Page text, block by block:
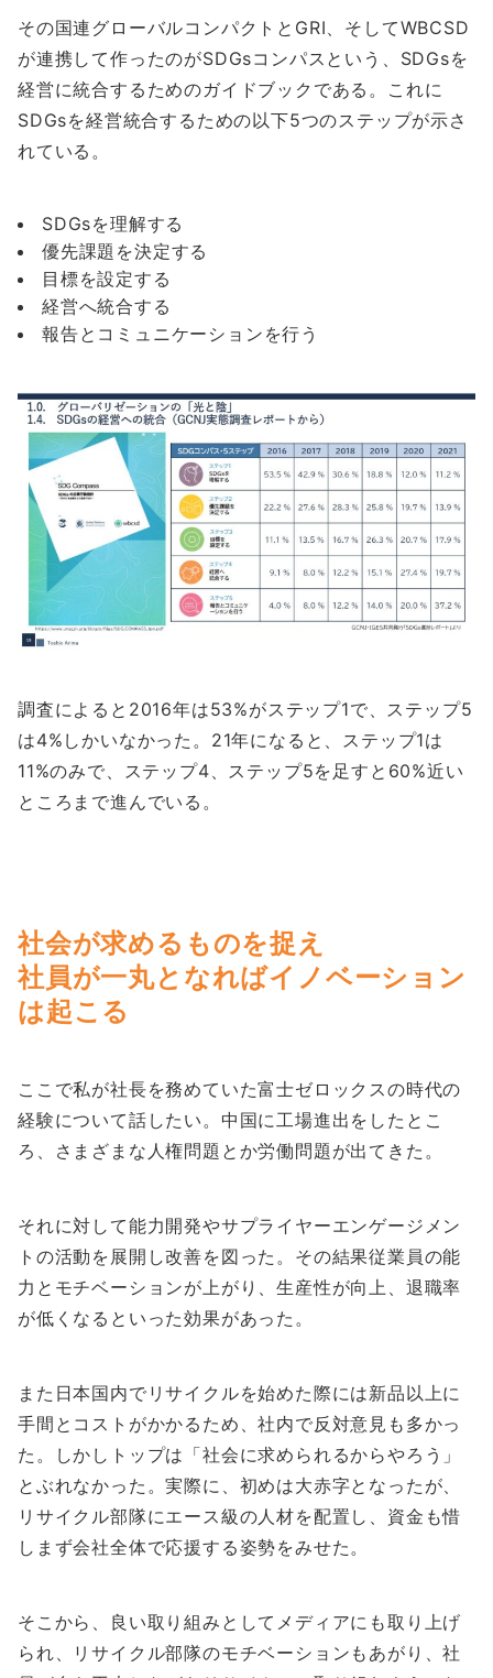
その国連グローバルコンパクトとGRI、そしてWBCSD
が連携して作ったのがSDGsコンパスという、SDGsを
経営に統合するためのガイドブックである。これに
SDGsを経営統合するための以下5つのステップが示さ
れている。
SDGsを理解する
優先課題を決定する
目標を設定する
経営へ統合する
報告とコミュニケーションを行う
調査によると2016年は53%がステップ1で、ステップ5
は4%しかいなかった。21年になると、ステップ1は
11%のみで、ステップ4、ステップ5を足すと60%近い
ところまで進んでいる。
社会が求めるものを捉え
社員が一丸となればイノベーション
は起こる
ここで私が社長を務めていた富士ゼロックスの時代の
経験について話したい。中国に工場進出をしたとこ
ろ、さまざまな人権問題とか労働問題が出てきた。
それに対して能力開発やサプライヤーエンゲージメン
トの活動を展開し改善を図った。その結果従業員の能
力とモチベーションが上がり、生産性が向上、退職率
が低くなるといった効果があった。
また日本国内でリサイクルを始めた際には新品以上に
手間とコストがかかるため、社内で反対意見も多かっ
た。しかしトップは「社会に求められるからやろう」
とぶれなかった。実際に、初めは大赤字となったが、
リサイクル部隊にエース級の人材を配置し、資金も惜
しまず会社全体で応援する姿勢をみせた。
そこから、良い取り組みとしてメディアにも取り上げ
られ、リサイクル部隊のモチベーションもあがり、社